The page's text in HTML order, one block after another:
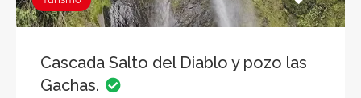
Cascada Salto del Diablo y pozo las
Gachas.